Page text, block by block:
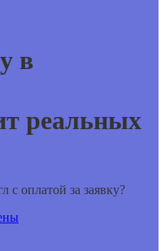
в
реальных
с оплатой за заявку?